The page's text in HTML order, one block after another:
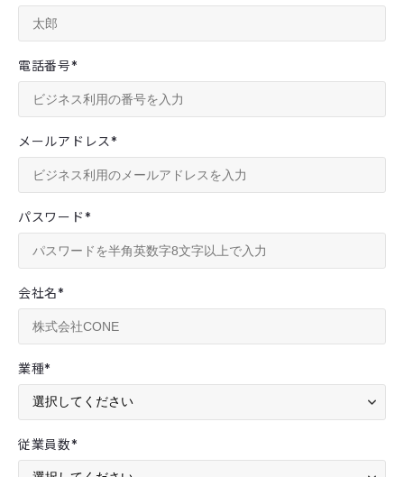
電話番号*
メールアドレス*
パスワード*
会社名*
業種*
従業員数*